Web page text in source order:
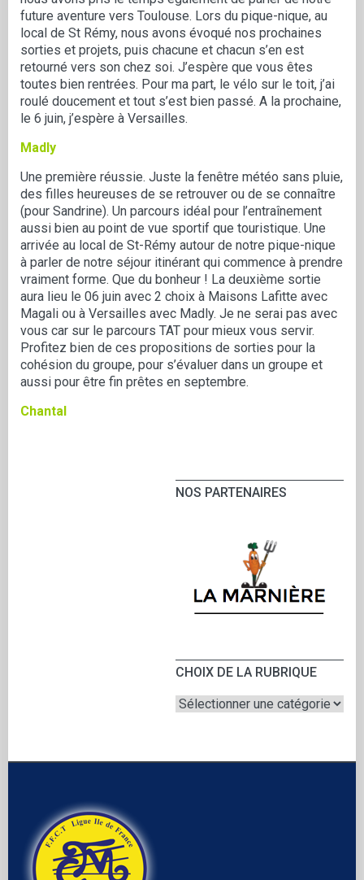
future aventure vers Toulouse. Lors du pique-nique, au
local de St Rémy, nous avons évoqué nos prochaines
sorties et projets, puis chacune et chacun s’en est
retourné vers son chez soi. J’espère que vous êtes
toutes bien rentrées. Pour ma part, le vélo sur le toit, j’ai
roulé doucement et tout s’est bien passé. A la prochaine,
le 6 juin, j’espère à Versailles.
Madly
Une première réussie. Juste la fenêtre météo sans pluie,
des filles heureuses de se retrouver ou de se connaître
(pour Sandrine). Un parcours idéal pour l’entraînement
aussi bien au point de vue sportif que touristique. Une
arrivée au local de St-Rémy autour de notre pique-nique
à parler de notre séjour itinérant qui commence à prendre
vraiment forme. Que du bonheur ! La deuxième sortie
aura lieu le 06 juin avec 2 choix à Maisons Lafitte avec
Magali ou à Versailles avec Madly. Je ne serai pas avec
vous car sur le parcours TAT pour mieux vous servir.
Profitez bien de ces propositions de sorties pour la
cohésion du groupe, pour s’évaluer dans un groupe et
aussi pour être fin prêtes en septembre.
Chantal
NOS PARTENAIRES
CHOIX DE LA RUBRIQUE